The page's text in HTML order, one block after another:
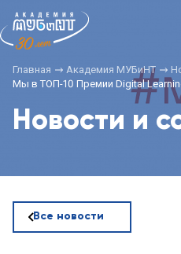
Главная Академия МУБиНТ
Мы в ТОП-10 Премии Digital
Новости и
Все новости